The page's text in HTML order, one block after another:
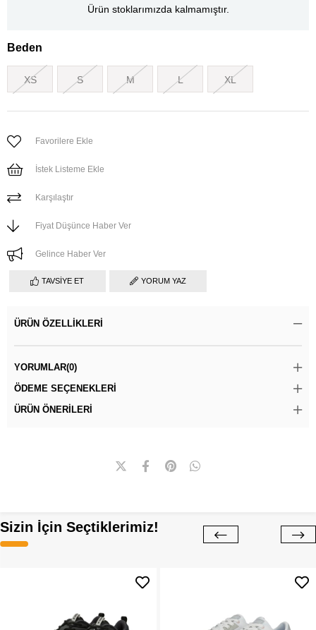
Ürün stoklarımızda kalmamıştır.
Beden
XS S M L XL
Favorilere Ekle
İstek Listeme Ekle
Karşılaştır
Fiyat Düşünce Haber Ver
Gelince Haber Ver
TAVSIYE ET YORUM YAZ
ÜRÜN ÖZELLIKLERI
YORUMLAR(0)
ÖDEME SEÇENEKLERI
ÜRÜN ÖNERILERI
Sizin İçin Seçtiklerimiz!